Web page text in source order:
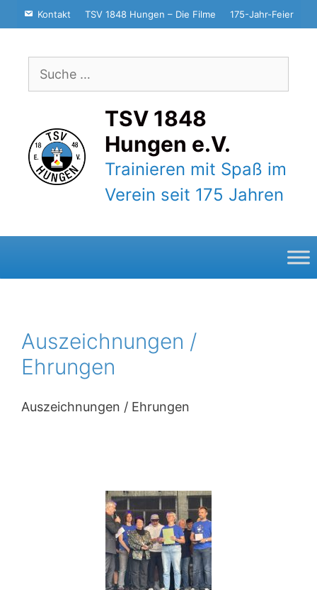
Zum
Kontakt TSV 1848 Hungen – Die Filme 175-Jahr-Feier
Suche
nach:
TSV 1848
Hungen e.V.
Trainieren mit Spaß im
Verein seit 175 Jahren
Auszeichnungen /
Ehrungen
Auszeichnungen / Ehrungen